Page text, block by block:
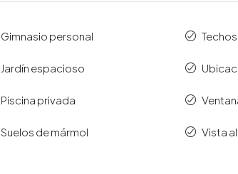
Gimnasio personal
Jardín espacioso
Piscina privada
Suelos de mármol Vista